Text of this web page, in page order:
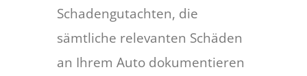
Schadengutachten, die
sämtliche relevanten Schäden
an Ihrem Auto dokumentieren